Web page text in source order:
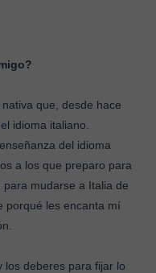
que, desde hace
idioma italiano.
del idioma
a los que preparo para
mudarse a Italia de
porqué les encanta mí
los deberes para fijar lo